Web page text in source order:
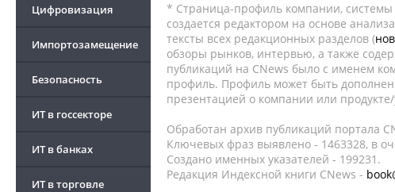
Цифровизация
Импортозамещение
Безопасность
ИТ в госсекторе
ИТ в банках
ИТ в торговле
* Страница-профиль компании, системы
создается редактором на основе
тексты всех редакционных разделов (
обзоры рынков, интервью, а также
публикаций на CNews было с именем
профиль. Профиль может быть
презентацией о компании или продукте/
Обработан архив публикаций портала
Ключевых фраз выявлено - 1463328, в
Создано именных указателей - 199231.
Редакция Индексной книги CNews -